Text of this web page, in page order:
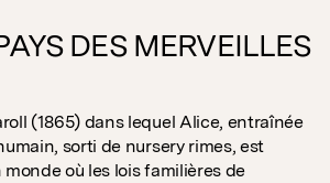
DES MERVEILLES
(1865) dans lequel Alice, entraînée
sorti de nursery rimes, est
où les lois familières de